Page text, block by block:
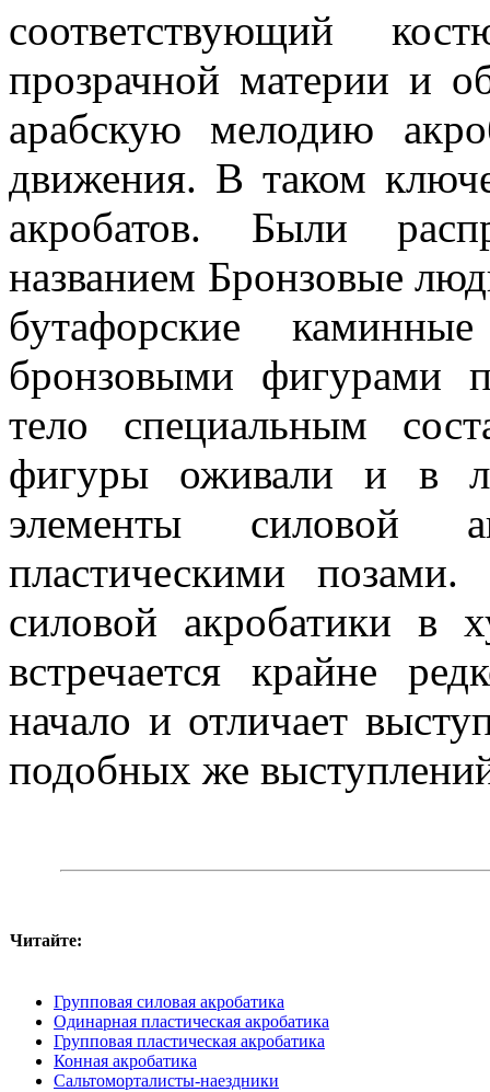
соответствующий
прозрачной материи и
арабскую мелодию
движения. В таком
акробатов. Были
названием Бронзовые
бутафорские
бронзовыми фигурами
тело специальным
фигуры оживали и в
элементы силовой
пластическими
силовой акробатики в
встречается крайне
начало и отличает
подобных же
Читайте:
Групповая силовая акробатика
Одинарная пластическая акробатика
Групповая пластическая акробатика
Конная акробатика
Сальтоморталисты-наездники